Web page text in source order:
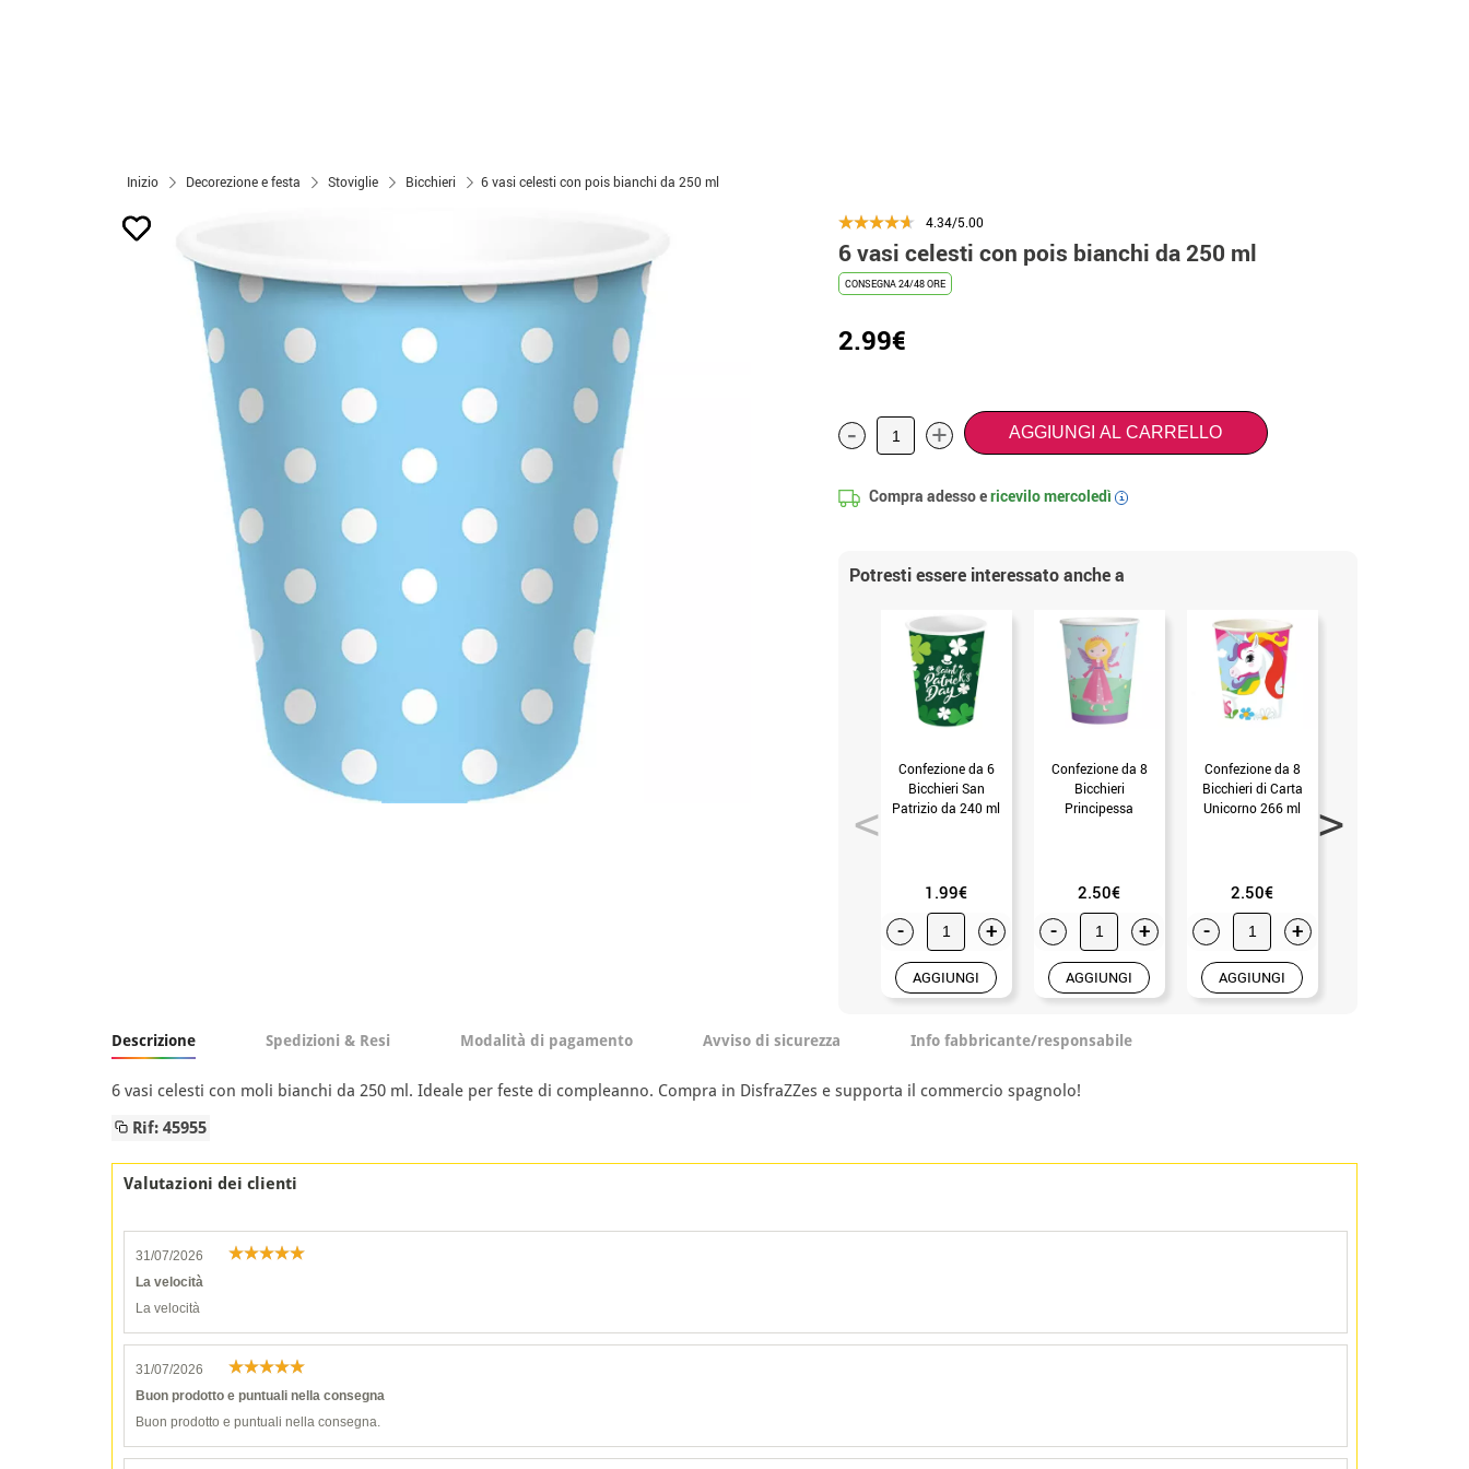
Inizio Decorezione e festa Stoviglie Bicchieri 6 vasi celesti con pois bianchi da 250 ml
4.34/5.00
6 vasi celesti con pois bianchi da 250 ml
CONSEGNA 24/48 ORE
2.99€
- + AGGIUNGI AL CARRELLO
Compra adesso ericevilomercoledì i
Potresti essere interessato anche a
Confezione da 6
Bicchieri San
Patrizio da 240 ml
1.99€
- +
AGGIUNGI
Confezione da 8
Bicchieri
Principessa
2.50€
- +
AGGIUNGI
Confezione da 8
Bicchieri di Carta
Unicorno 266 ml
2.50€
- +
AGGIUNGI
Descrizione Spedizioni & Resi Modalità di pagamento Avviso di sicurezza Info fabbricante/responsabile
6 vasi celesti con moli bianchi da 250 ml. Ideale per feste di compleanno. Compra in DisfraZZes e supporta il commercio spagnolo!
Rif: 45955
Valutazioni dei clienti
31/07/2026
La velocità
La velocità
31/07/2026
Buon prodotto e puntuali nella consegna
Buon prodotto e puntuali nella consegna.